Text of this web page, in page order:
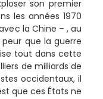
son premier
les années 1970
la Chine – , au
que la guerre
tout dans cette
de milliards de
occidentaux, il
que ces États ne